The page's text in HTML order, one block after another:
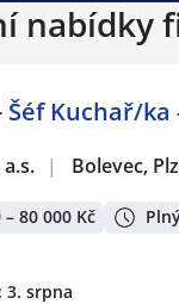
nabídky
Šéf Kuchař/
| Bolevec,
– 80 000 Kč
3. srpna